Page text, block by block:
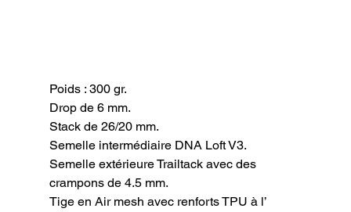
Poids : 300 gr.
Drop de 6 mm.
Stack de 26/20 mm.
Semelle intermédiaire DNA Loft V3.
Semelle extérieure Trailtack avec des
crampons de 4.5 mm.
Tige en Air mesh avec renforts TPU à l’